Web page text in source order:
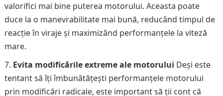
valorifici mai bine puterea motorului. Aceasta poate
duce la o manevrabilitate mai bună, reducând timpul de
reacție în viraje și maximizând performanțele la viteză
mare.
Evita modificările extreme ale motorului Deși este
tentant să îți îmbunătățești performanțele motorului
prin modificări radicale, este important să ții cont că